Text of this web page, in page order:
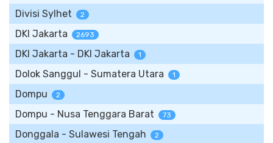
Divisi Sylhet 2
DKI Jakarta 2693
DKI Jakarta - DKI Jakarta 1
Dolok Sanggul - Sumatera Utara 1
Dompu 2
Dompu - Nusa Tenggara Barat 73
Donggala - Sulawesi Tengah 2